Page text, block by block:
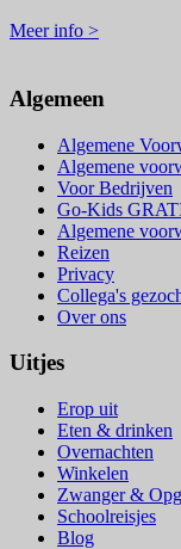
Meer info >
Algemeen
Algemene
Algemene
Voor Bedrijven
Go-Kids
Algemene
Reizen
Privacy
Collega's
Over ons
Uitjes
Erop uit
Eten & drinken
Overnachten
Winkelen
Zwanger &
Schoolreisjes
Blog